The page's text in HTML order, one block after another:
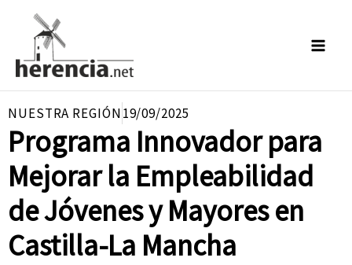
contenido
NUESTRA REGIÓN19/09/2025
Programa Innovador para
Mejorar la Empleabilidad
de Jóvenes y Mayores en
Castilla-La Mancha